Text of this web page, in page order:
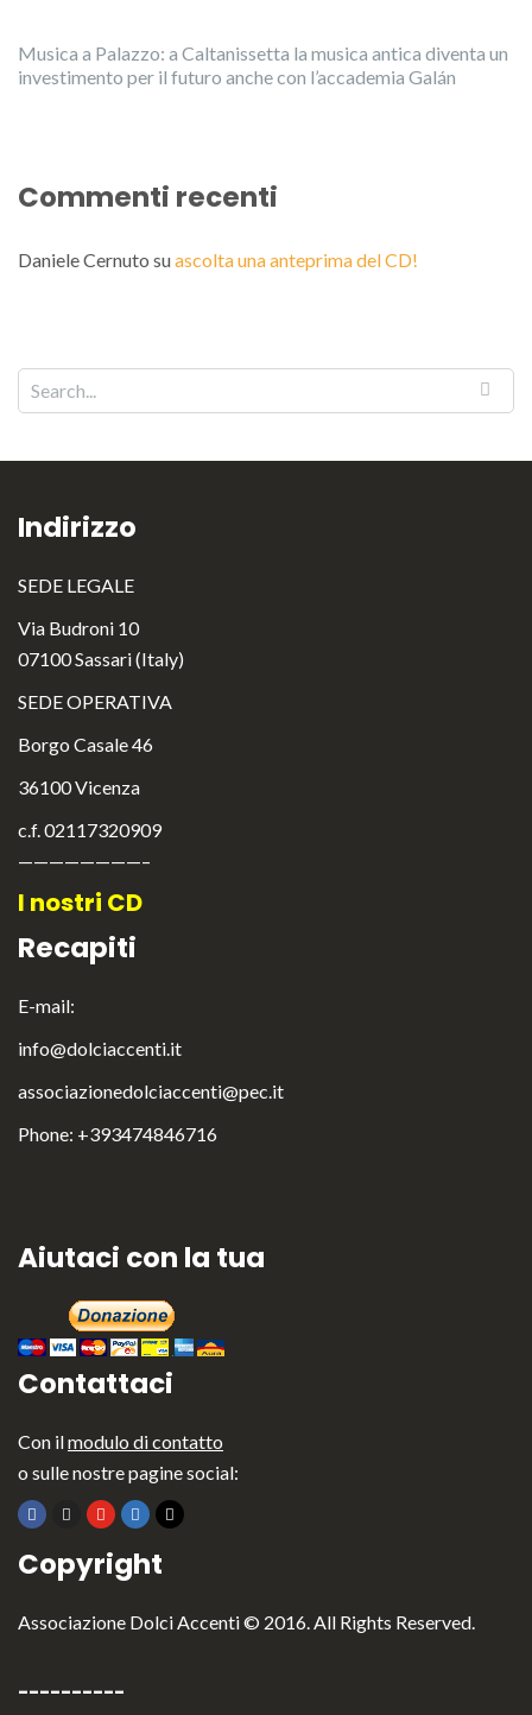
Musica a Palazzo: a Caltanissetta la musica antica diventa un
investimento per il futuro anche con l’accademia Galán
Commenti recenti
Daniele Cernuto suascolta una anteprima del CD!
Indirizzo
SEDE LEGALE
Via Budroni 10
07100 Sassari (Italy)
SEDE OPERATIVA
Borgo Casale 46
36100 Vicenza
c.f. 02117320909
————————–
I nostri CD
Recapiti
E-mail:
info@dolciaccenti.it
associazionedolciaccenti@pec.it
Phone: +393474846716
Aiutaci con la tua
Contattaci
Con ilmodulo di contatto
o sulle nostre pagine social:
Copyright
Associazione Dolci Accenti © 2016. All Rights Reserved.
----------
English